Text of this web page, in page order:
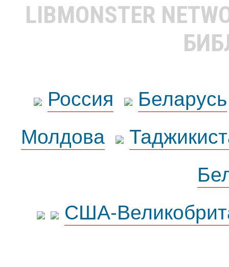
LIBMONSTER
Россия
Беларусь
Молдова
США-